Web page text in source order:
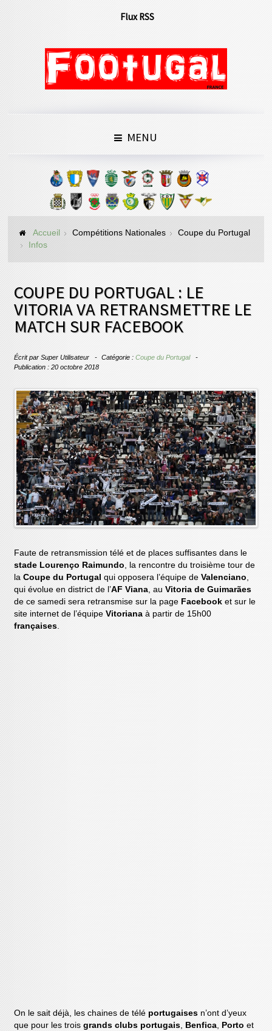
Flux RSS
MENU
Accueil Compétitions Nationales
Coupe du Portugal
Infos
COUPE DU PORTUGAL : LE
VITORIA VA RETRANSMETTRE LE
MATCH SUR FACEBOOK
Écrit parSuper Utilisateur Catégorie :Coupe du Portugal
Publication : 20 octobre 2018
Faute de retransmission télé et de places suffisantes dans le
stade Lourenço Raimundo, la rencontre du troisième tour de
laCoupe du Portugal qui opposera l’équipe deValenciano,
qui évolue en district de l’AF Viana, auVitoria de Guimarães
de ce samedi sera retransmise sur la page Facebooket sur le
site internet de l’équipeVitorianaà partir de 15h00
françaises.
On le sait déjà, les chaines de télé portugaisesn’ont d’yeux
que pour les troisgrands clubs portugais, Benfica, Portoet